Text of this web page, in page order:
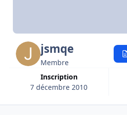
jsmqe
Membre
Inscription
7 décembre 2010